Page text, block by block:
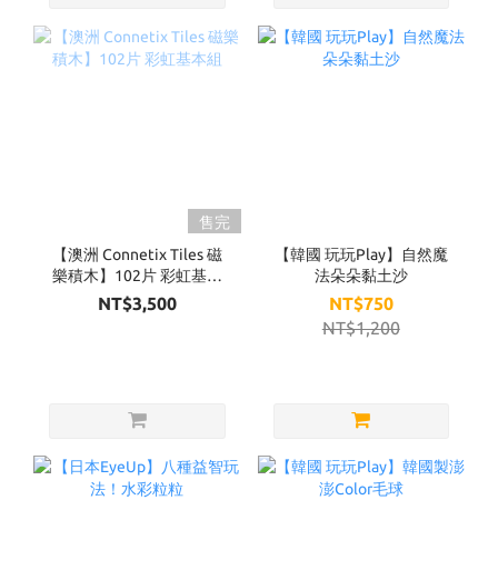
售完
【澳洲 Connetix Tiles 磁
樂積木】102片 彩虹基本
組
NT$3,500
【韓國 玩玩Play】自然魔
法朵朵黏土沙
NT$750
NT$1,200